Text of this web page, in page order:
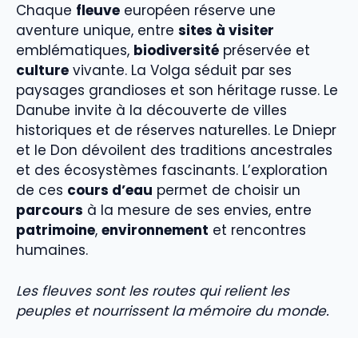
Chaque fleuve européen réserve une
aventure unique, entre sites à visiter
emblématiques, biodiversité préservée et
culture vivante. La Volga séduit par ses
paysages grandioses et son héritage russe. Le
Danube invite à la découverte de villes
historiques et de réserves naturelles. Le Dniepr
et le Don dévoilent des traditions ancestrales
et des écosystèmes fascinants. L’exploration
de ces cours d’eau permet de choisir un
parcours à la mesure de ses envies, entre
patrimoine, environnement et rencontres
humaines.
Les fleuves sont les routes qui relient les
peuples et nourrissent la mémoire du monde.